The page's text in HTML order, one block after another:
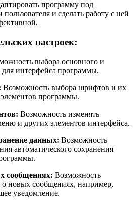
программу под
и сделать работу с ней
настроек:
выбора основного и
интерфейса программы.
Возможность выбора шрифтов и их
программы.
Возможность изменять
и других элементов интерфейса.
данных: Возможность
автоматического сохранения
сообщениях: Возможность
новых сообщениях, например,
уведомление.